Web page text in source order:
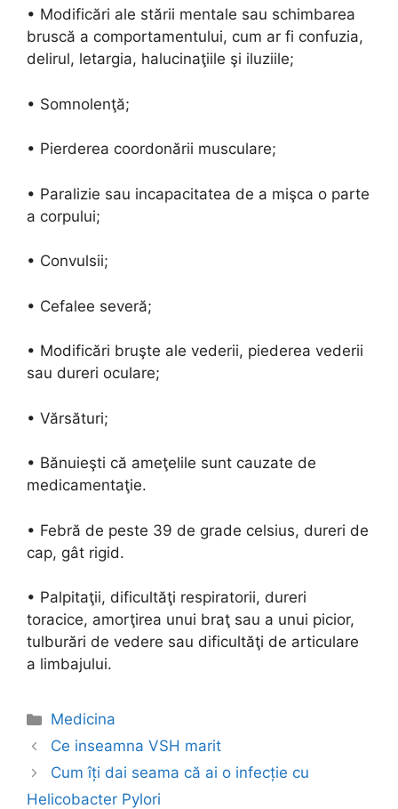
• Modificări ale stării mentale sau schimbarea
bruscă a comportamentului, cum ar fi confuzia,
delirul, letargia, halucinaţiile şi iluziile;
• Somnolenţă;
• Pierderea coordonării musculare;
• Paralizie sau incapacitatea de a mişca o parte
a corpului;
• Convulsii;
• Cefalee severă;
• Modificări bruşte ale vederii, piederea vederii
sau dureri oculare;
• Vărsături;
• Bănuieşti că ameţelile sunt cauzate de
medicamentaţie.
• Febră de peste 39 de grade celsius, dureri de
cap, gât rigid.
• Palpitaţii, dificultăţi respiratorii, dureri
toracice, amorţirea unui braţ sau a unui picior,
tulburări de vedere sau dificultăţi de articulare
a limbajului.
Categories
Medicina
Post
navigation
Ce inseamna VSH marit
Cum îți dai seama că ai o infecție cu
Helicobacter Pylori